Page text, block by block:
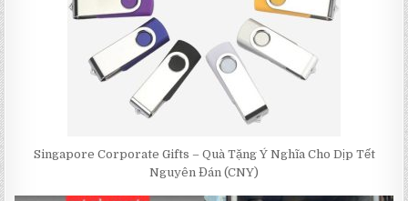
Singapore Corporate Gifts – Quà Tặng Ý Nghĩa Cho Dịp Tết
Nguyên Đán (CNY)